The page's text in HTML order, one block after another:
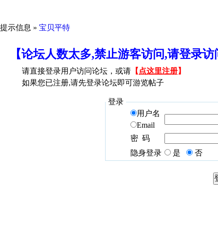
提示信息 » 宝贝平特
【论坛人数太多,禁止游客访问,请登录
请直接登录用户访问论坛，或请 【 点这里注册】
如果您已注册,请先登录论坛即可游览帖子
登录
用户名
Email
密 码
隐身登录
是 否